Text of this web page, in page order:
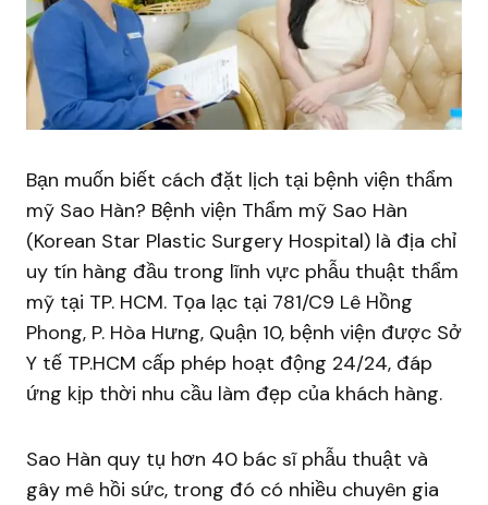
Bạn muốn biết cách đặt lịch tại bệnh viện thẩm
mỹ Sao Hàn? Bệnh viện Thẩm mỹ Sao Hàn
(Korean Star Plastic Surgery Hospital) là địa chỉ
uy tín hàng đầu trong lĩnh vực phẫu thuật thẩm
mỹ tại TP. HCM. Tọa lạc tại 781/C9 Lê Hồng
Phong, P. Hòa Hưng, Quận 10, bệnh viện được Sở
Y tế TP.HCM cấp phép hoạt động 24/24, đáp
ứng kịp thời nhu cầu làm đẹp của khách hàng.
Sao Hàn quy tụ hơn 40 bác sĩ phẫu thuật và
gây mê hồi sức, trong đó có nhiều chuyên gia